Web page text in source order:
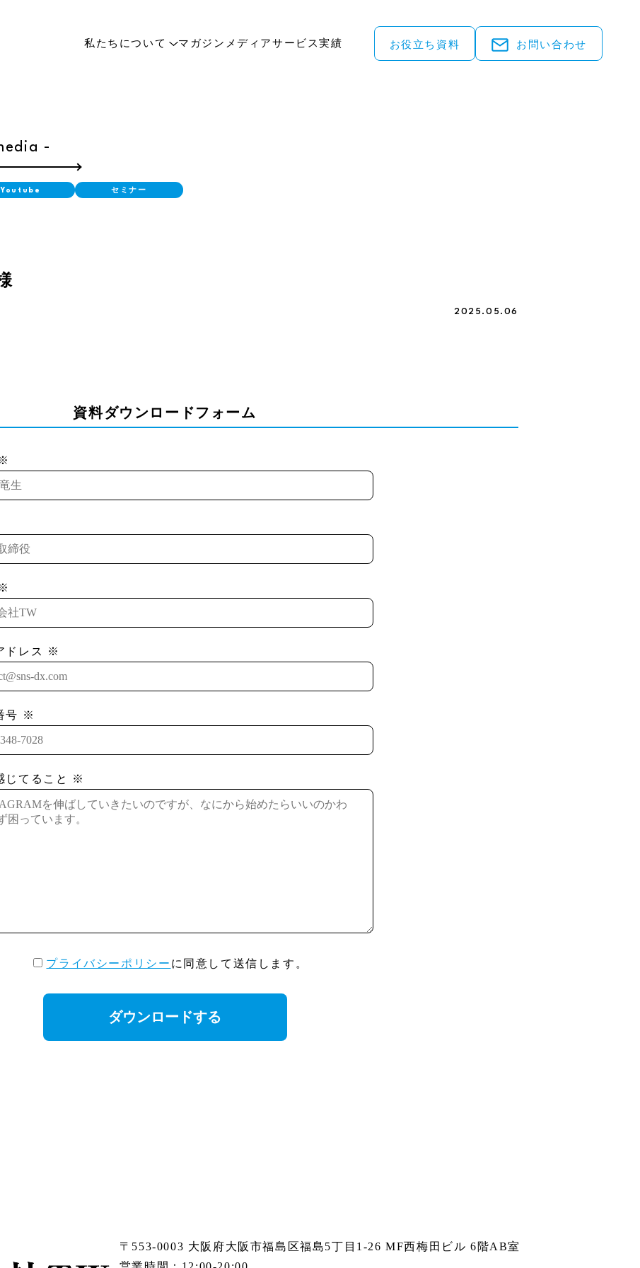
私たちについて マガジン メディアサービス実績 お役立ち資料 お問い合わせ
-
Youtube セミナー
2025.05.06
資料ダウンロードフォーム
ドレス ※
号 ※
じてること ※
プライバシーポリシー に同意して送信します。
〒553-0003 大阪府大阪市福島区福島5丁目1-26 MF西梅田ビル 6階AB室